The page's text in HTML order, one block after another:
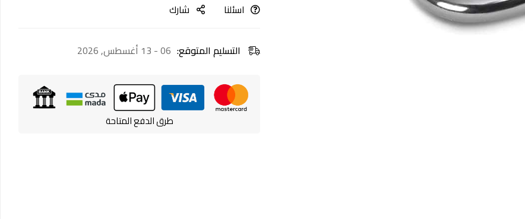
اسئلنا
شارك
التسليم المتوقع: 06 - 13 أغسطس, 2026
طرق الدفع المتاحة